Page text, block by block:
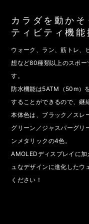
カラダを動か
ティビティ機能
ウォーク、ラン、筋トレ、
想など80種類以上のスポー
す。
防水機能は5ATM（50m）
することができるので、継
本体色は、ブラック／ス
グリーン／ジャスパーグリ
ンメタリックの4色。
AMOLEDディスプレイに
ュなデザインに進化したウ
ください！